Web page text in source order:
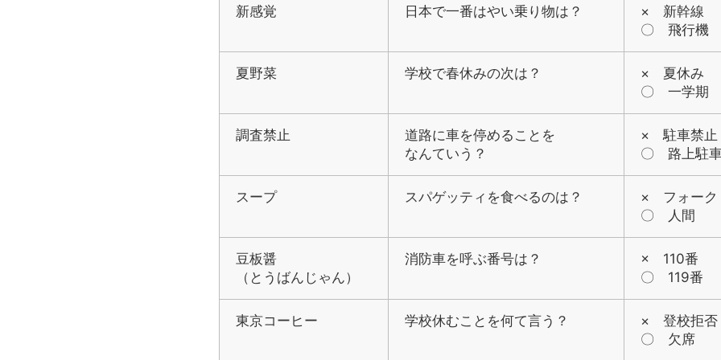
新感覚 日本で一番はやい乗り物は？
× 新幹線
〇 飛行機
夏野菜 学校で春休みの次は？
× 夏休み
〇 一学期
調査禁止
道路に車を停めることを
なんていう？
× 駐車禁止
〇 路上駐
スープ スパゲッティを食べるのは？
× フォーク
〇 人間
豆板醤
（とうばんじゃん）
消防車を呼ぶ番号は？
× 110番
〇 119番
東京コーヒー 学校休むことを何て言う？
× 登校拒否
〇 欠席